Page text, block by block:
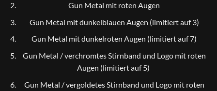
Gun Metal mit roten Augen
Gun Metal mit dunkelblauen Augen (limitiert auf 3)
Gun Metal mit dunkelroten Augen (limitiert auf 7)
Gun Metal / verchromtes Stirnband und Logo mit roten
Augen (limitiert auf 5)
Gun Metal / vergoldetes Stirnband und Logo mit roten